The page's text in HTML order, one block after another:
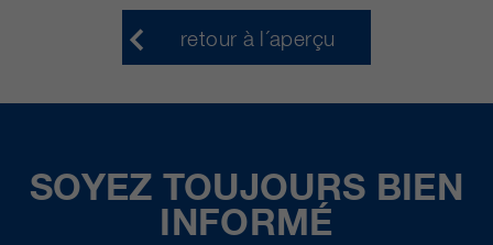
retour à l´aperçu
SOYEZ TOUJOURS BIEN
INFORMÉ